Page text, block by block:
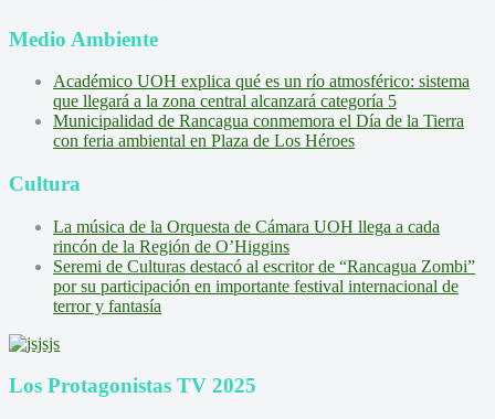
Medio Ambiente
Académico UOH explica qué es un río atmosférico: sistema
que llegará a la zona central alcanzará categoría 5
Municipalidad de Rancagua conmemora el Día de la Tierra
con feria ambiental en Plaza de Los Héroes
Cultura
La música de la Orquesta de Cámara UOH llega a cada
rincón de la Región de O’Higgins
Seremi de Culturas destacó al escritor de “Rancagua Zombi”
por su participación en importante festival internacional de
terror y fantasía
Los Protagonistas TV 2025